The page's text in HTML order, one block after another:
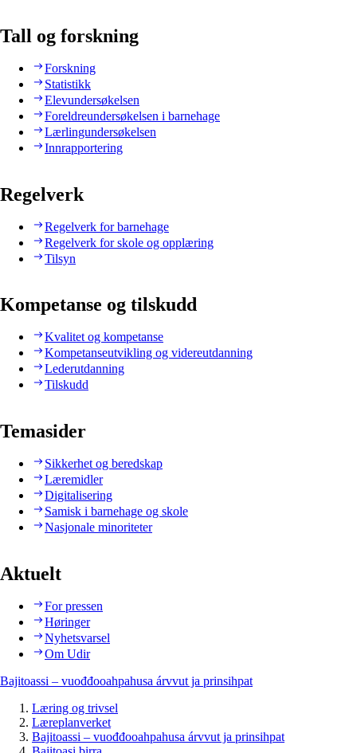
Tall og forskning
Forskning
Statistikk
Elevundersøkelsen
Foreldreundersøkelsen i barnehage
Lærlingundersøkelsen
Innrapportering
Regelverk
Regelverk for barnehage
Regelverk for skole og opplæring
Tilsyn
Kompetanse og tilskudd
Kvalitet og kompetanse
Kompetanseutvikling og videreutdanning
Lederutdanning
Tilskudd
Temasider
Sikkerhet og beredskap
Læremidler
Digitalisering
Samisk i barnehage og skole
Nasjonale minoriteter
Aktuelt
For pressen
Høringer
Nyhetsvarsel
Om Udir
Bajitoassi – vuođđooahpahusa árvvut ja prinsihpat
Læring og trivsel
Læreplanverket
Bajitoassi – vuođđooahpahusa árvvut ja prinsihpat